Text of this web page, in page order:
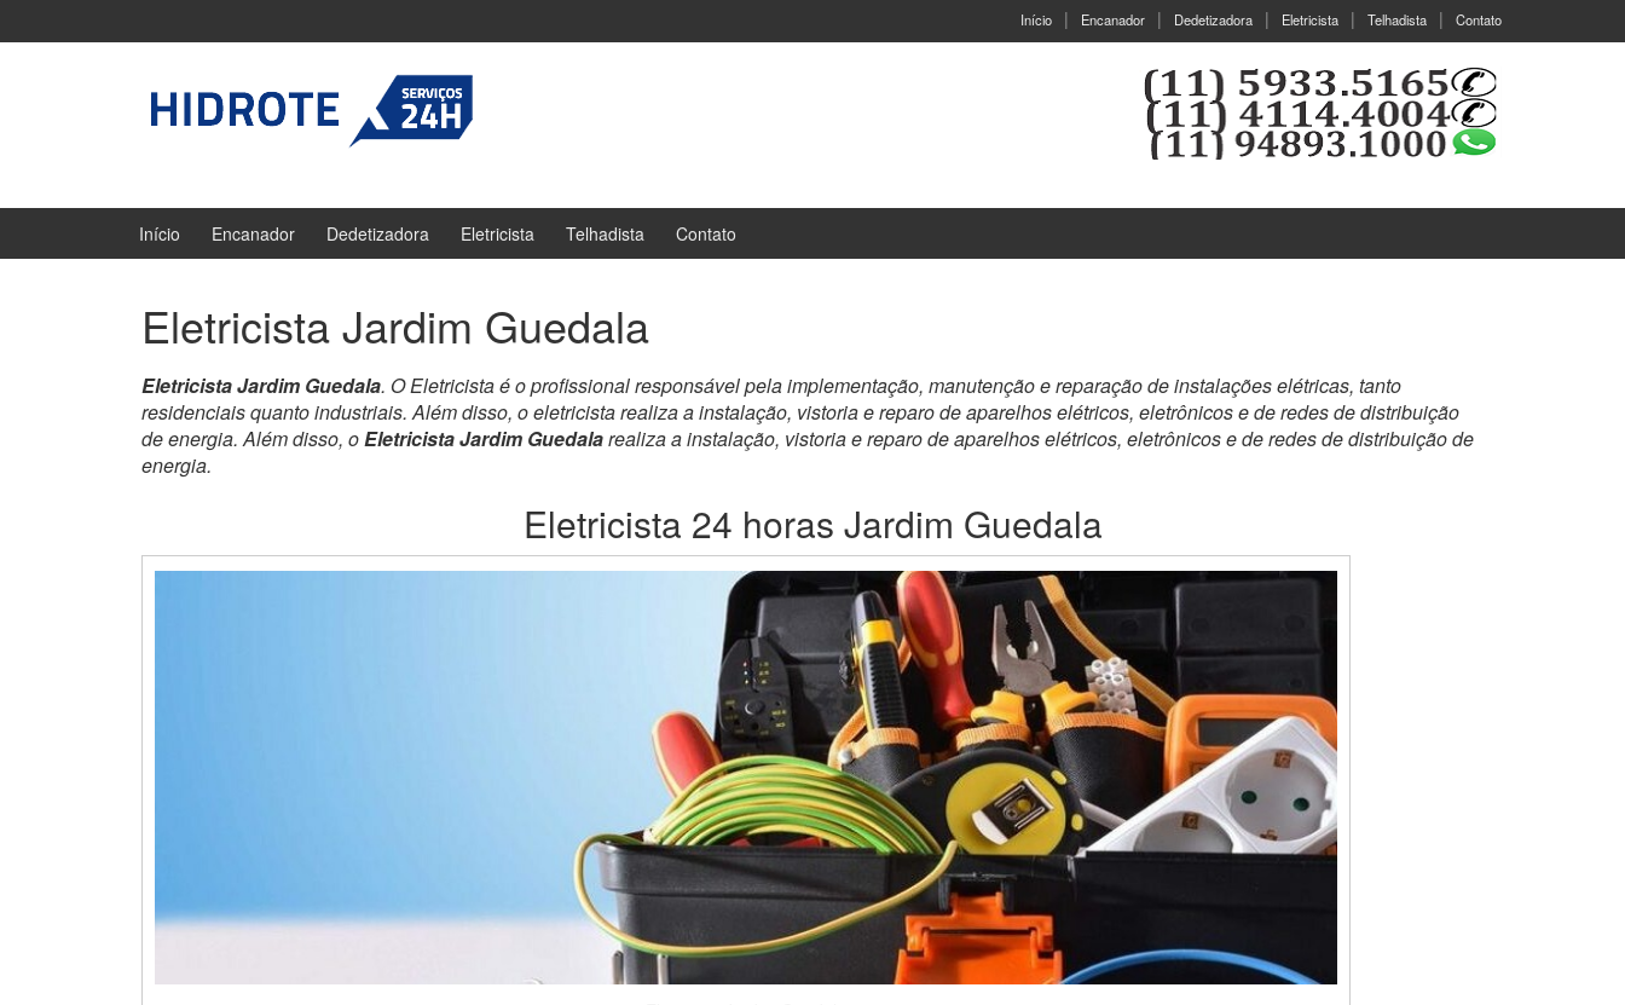
Início Encanador Dedetizadora Eletricista Telhadista Contato
Início Encanador Dedetizadora Eletricista Telhadista Contato
Eletricista Jardim Guedala
Eletricista Jardim Guedala. O Eletricista é o profissional responsável pela implementação, manutenção e reparação de instalações elétricas, tanto
residenciais quanto industriais. Além disso, o eletricista realiza a instalação, vistoria e reparo de aparelhos elétricos, eletrônicos e de redes de distribuição
de energia. Além disso, oEletricista Jardim Guedalarealiza a instalação, vistoria e reparo de aparelhos elétricos, eletrônicos e de redes de distribuição de
energia.
Eletricista 24 horas Jardim Guedala